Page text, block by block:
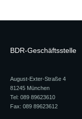
BDR-Geschäftsstelle
August-Exter-Straße 4
81245 München
Tel: 089 89623610
Fax: 089 89623612